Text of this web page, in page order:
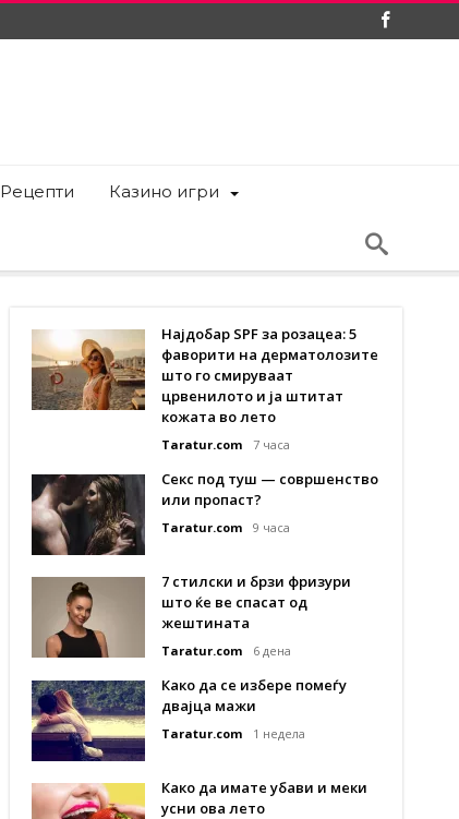
Рецепти Казино игри
Најдобар SPF за розацеа: 5
фаворити на дерматолозите
што го смируваат
црвенилото и ја штитат
кожата во лето
Taratur.com 7 часа
Секс под туш — совршенство
или пропаст?
Taratur.com 9 часа
7 стилски и брзи фризури
што ќе ве спасат од
жештината
Taratur.com 6 дена
Како да се избере помеѓу
двајца мажи
Taratur.com 1 недела
Како да имате убави и меки
усни ова лето